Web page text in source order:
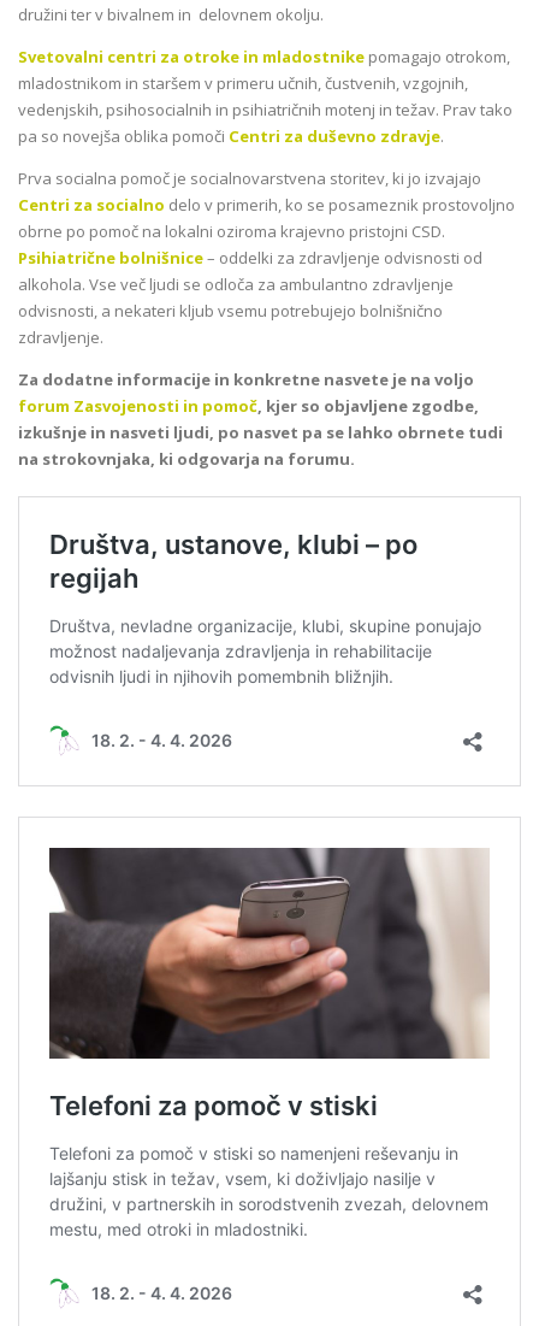
družini ter v bivalnem in delovnem okolju.
Svetovalni centri za otroke in mladostnike pomagajo otrokom,
mladostnikom in staršem v primeru učnih, čustvenih, vzgojnih,
vedenjskih, psihosocialnih in psihiatričnih motenj in težav. Prav tako
pa so novejša oblika pomoči Centri za duševno zdravje.
Prva socialna pomoč je socialnovarstvena storitev, ki jo izvajajo
Centri za socialno delo v primerih, ko se posameznik prostovoljno
obrne po pomoč na lokalni oziroma krajevno pristojni CSD.
Psihiatrične bolnišnice– oddelki za zdravljenje odvisnosti od
alkohola. Vse več ljudi se odloča za ambulantno zdravljenje
odvisnosti, a nekateri kljub vsemu potrebujejo bolnišnično
zdravljenje.
Za dodatne informacije in konkretne nasvete je na voljo
forum Zasvojenosti in pomoč, kjer so objavljene zgodbe,
izkušnje in nasveti ljudi, po nasvet pa se lahko obrnete tudi
na strokovnjaka, ki odgovarja na forumu.